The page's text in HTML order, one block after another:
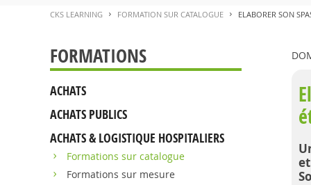
CKS LEARNING > FORMATION SUR CATALOGUE > ELABORER SON
FORMATIONS
ACHATS
ACHATS PUBLICS
ACHATS & LOGISTIQUE HOSPITALIERS
Formations sur catalogue
Formations sur mesure